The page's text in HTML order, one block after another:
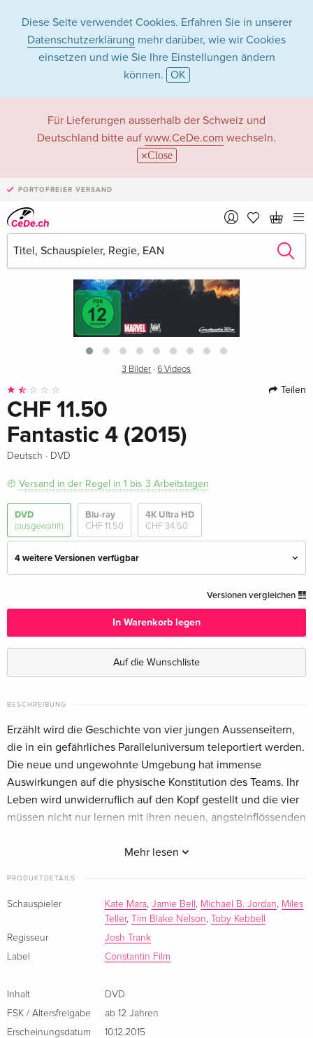
Diese Seite verwendet Cookies. Erfahren Sie in unserer
Datenschutzerklärung mehr darüber, wie wir Cookies
einsetzen und wie Sie Ihre Einstellungen ändern
können. OK
Für Lieferungen ausserhalb der Schweiz und
Deutschland bitte auf www.CeDe.com wechseln.
Close
PORTOFREIER VERSAND
›
3 Bilder ·6 Videos
Teilen
CHF 11.50
Fantastic 4 (2015)
Deutsch · DVD
Versand in der Regel in 1 bis 3 Arbeitstagen
DVD
(ausgewählt)
Blu-ray
CHF 11.50
4K Ultra HD
CHF 34.50
4 weitere Versionen verfügbar
CHF 11.50
Französisch
Italienisch
Standard Edition
Italienisch
CHF 16.50
Versionen vergleichen
In Warenkorb legen
Auf die Wunschliste
BESCHREIBUNG
Mehr lesen
Erzählt wird die Geschichte von vier jungen Aussenseitern,
die in ein gefährliches Paralleluniversum teleportiert werden.
Die neue und ungewohnte Umgebung hat immense
Auswirkungen auf die physische Konstitution des Teams. Ihr
Leben wird unwiderruflich auf den Kopf gestellt und die vier
müssen nicht nur lernen mit ihren neuen, angsteinflössenden
kämpfen, um die Welt vor einem neuen Feind zu retten.
PRODUKTDETAILS
Schauspieler Kate Mara Jamie Bell Michael B. Jordan
Miles
Teller, Tim Blake Nelson Toby Kebbell
Regisseur
Josh Trank
Label
Constantin Film
Inhalt
DVD
FSK / Altersfreigabe
ab 12 Jahren
Erscheinungsdatum
10.12.2015